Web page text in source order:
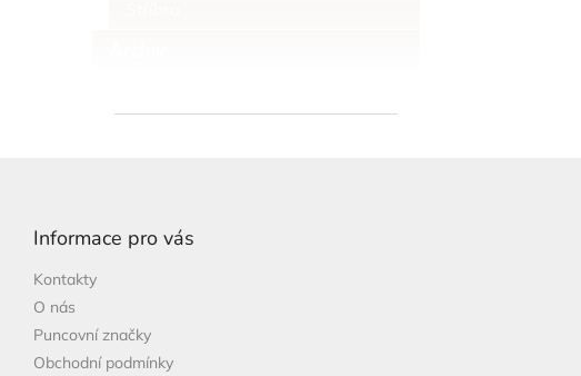
Informace pro vás
Kontakty
O nás
Puncovní značky
Obchodní podmínky